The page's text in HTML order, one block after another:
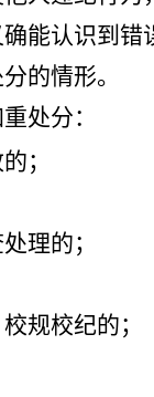
能认识到错
的情形。
处分：
；
理的；
规校纪的；